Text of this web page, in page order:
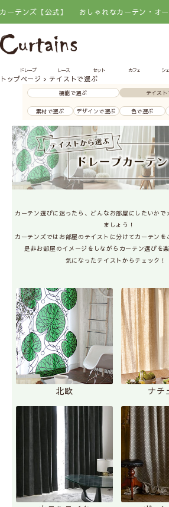
】 おしゃれなカーテン・オーダーカーテン
ドレープ レース セット カフェ シ
トップページ テイストで選ぶ
機能で選ぶ テイス
素材で選ぶ デザインで選ぶ 色で選ぶ
カーテン選びに迷ったら、どんなお部屋にしたいかで
ましょう！
カーテンズではお部屋のテイストに分けてカーテンを
是非お部屋のイメージをしながらカーテン選びを
気になったテイストからチェック！！
北欧 ナチ